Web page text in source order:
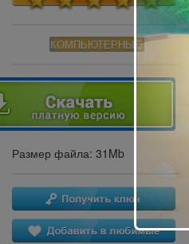
КОМПЬЮТЕРНЫЕ
Размер файла: 31Mb